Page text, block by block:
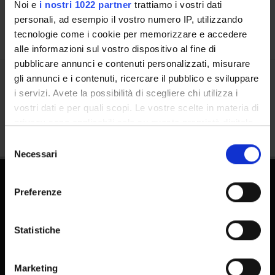
Noi e i nostri 1022 partner trattiamo i vostri dati
personali, ad esempio il vostro numero IP, utilizzando
tecnologie come i cookie per memorizzare e accedere
alle informazioni sul vostro dispositivo al fine di
pubblicare annunci e contenuti personalizzati, misurare
gli annunci e i contenuti, ricercare il pubblico e sviluppare
i servizi. Avete la possibilità di scegliere chi utilizza i
vostri dati e per quali scopi. Le vostre scelte in materia di
modificare o revocare il proprio consenso in qualsiasi
momento dalla Dichiarazione sui cookie o facendo clic
raccogliere informazioni sulla tua posizione
geografica, con un'approssimazione di qualche
Identificare il tuo dispositivo, scansionandolo
delNecessari
Preferenze
Statistiche
Marketing
Condividi